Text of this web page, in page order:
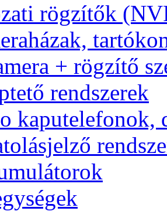
rögzítők
+ rögzítő
rendszerek
kaputelefonok,